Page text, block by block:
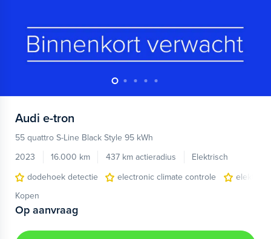
Audi e-tron
55 quattro S-Line Black Style 95 kWh
2023
16.000 km 437 km actieradius
Elektrisch
dodehoek detectie
electronic climate controle
Kopen
Op aanvraag